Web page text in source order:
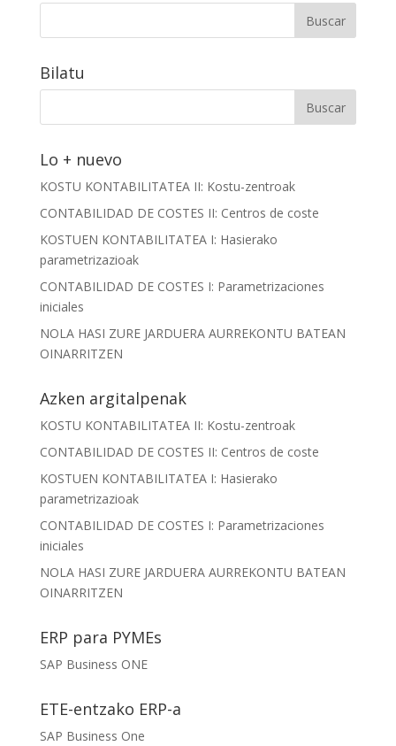
Bilatu
Lo + nuevo
KOSTU KONTABILITATEA II: Kostu-zentroak
CONTABILIDAD DE COSTES II: Centros de coste
KOSTUEN KONTABILITATEA I: Hasierako
parametrizazioak
CONTABILIDAD DE COSTES I: Parametrizaciones
iniciales
NOLA HASI ZURE JARDUERA AURREKONTU BATEAN
OINARRITZEN
Azken argitalpenak
KOSTU KONTABILITATEA II: Kostu-zentroak
CONTABILIDAD DE COSTES II: Centros de coste
KOSTUEN KONTABILITATEA I: Hasierako
parametrizazioak
CONTABILIDAD DE COSTES I: Parametrizaciones
iniciales
NOLA HASI ZURE JARDUERA AURREKONTU BATEAN
OINARRITZEN
ERP para PYMEs
SAP Business ONE
ETE-entzako ERP-a
SAP Business One